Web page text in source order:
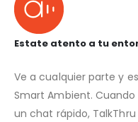
Estate atento a tu
Ve a cualquier parte y
Smart Ambient.
un chat rápido,